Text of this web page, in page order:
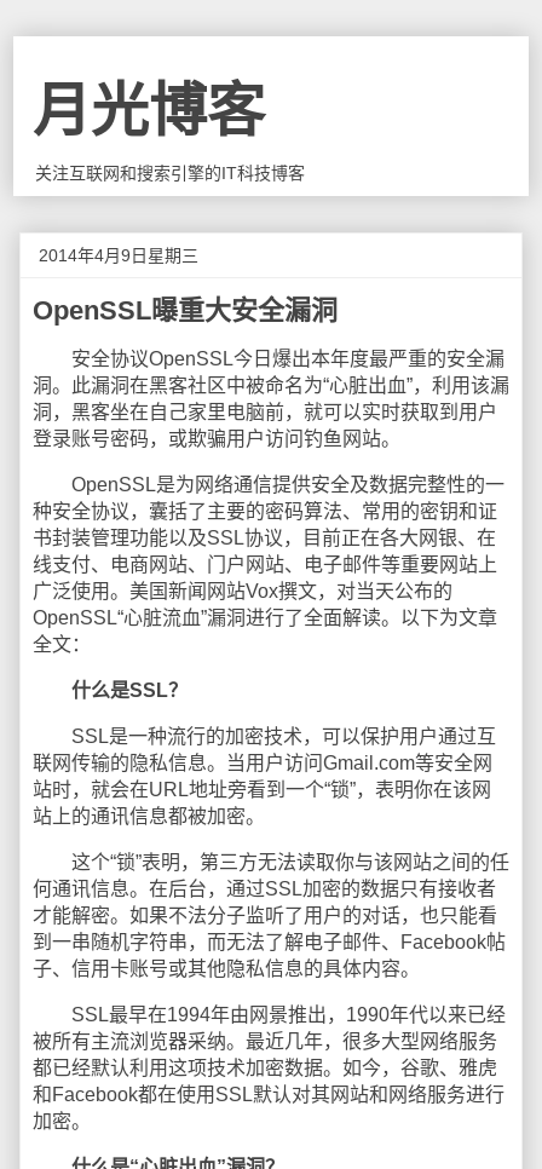
月光博客
关注互联网和搜索引擎的IT科技博客
2014年4月9日星期三
OpenSSL曝重大安全漏洞
安全协议OpenSSL今日爆出本年度最严重的安全漏
洞。此漏洞在黑客社区中被命名为“心脏出血”，利用该漏
洞，黑客坐在自己家里电脑前，就可以实时获取到用户
登录账号密码，或欺骗用户访问钓鱼网站。
OpenSSL是为网络通信提供安全及数据完整性的一
种安全协议，囊括了主要的密码算法、常用的密钥和证
书封装管理功能以及SSL协议，目前正在各大网银、在
线支付、电商网站、门户网站、电子邮件等重要网站上
广泛使用。美国新闻网站Vox撰文，对当天公布的
OpenSSL“心脏流血”漏洞进行了全面解读。以下为文章
全文：
什么是SSL？
SSL是一种流行的加密技术，可以保护用户通过互
联网传输的隐私信息。当用户访问Gmail.com等安全网
站时，就会在URL地址旁看到一个“锁”，表明你在该网
站上的通讯信息都被加密。
这个“锁”表明，第三方无法读取你与该网站之间的任
何通讯信息。在后台，通过SSL加密的数据只有接收者
才能解密。如果不法分子监听了用户的对话，也只能看
到一串随机字符串，而无法了解电子邮件、Facebook帖
子、信用卡账号或其他隐私信息的具体内容。
SSL最早在1994年由网景推出，1990年代以来已经
被所有主流浏览器采纳。最近几年，很多大型网络服务
都已经默认利用这项技术加密数据。如今，谷歌、雅虎
和Facebook都在使用SSL默认对其网站和网络服务进行
加密。